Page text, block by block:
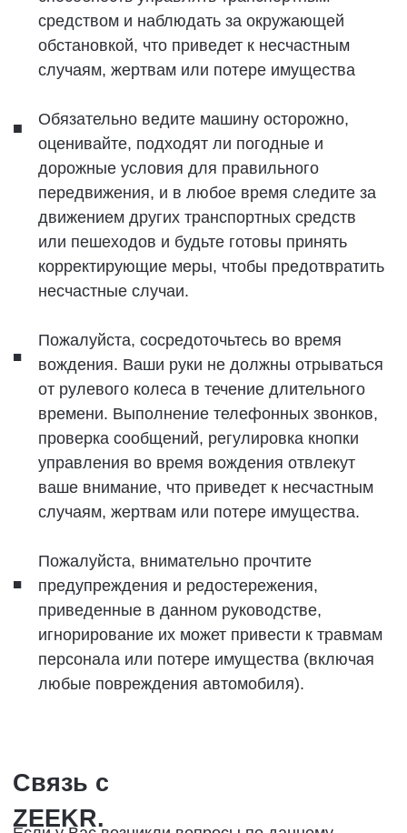
Система дистанционного мониторинга.
событии могут перезаписывать предыдущие
разблокированные данные о событии в
хронологическом порядке хранения данных об
соответствующему персоналу понять состояние
инцидента, чтобы ZEEKR могла выполнять
требования законодательства и другие
нормативные акты. Кроме того, записанная
информация может быть использована ZEEKR
применимыми законами и нормативными актами
с целью постоянного повышения качества и
безопасности.
В соответствии с национальными законами и
нормативными актами, ZEEKR может быть
имеют законное право на доступ к нему. Для
считывания и интерпретации записанной
информации требуется специальное
оборудование для считывания данных ZEEKR,
его можно извлечь, подключив OBD-интерфейс
автомобиля или отдельно подключив к
контроллеру EDR через специальное устройство,
которое доступно в ZEEKR Service (Experience)
Center одобрен ZEEKR. Как получить устройство
для считывания данных: При необходимости вы
можете обратиться к авторизованному дилеру
просьбой использовать устройство с их
помощью.
Автомобили ZEEKR оснащены системой
дистанционного мониторинга, которая может
использоваться для сбора данных из различных
систем, таких как скорость,направление
движения, местоположение, приводной
обслуживать автомобиль/анализировать
системам дистанционного управления могут